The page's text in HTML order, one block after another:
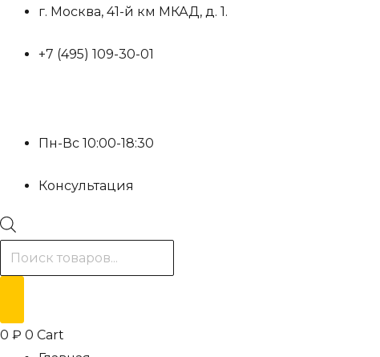
Перейти
содержимому
г. Москва, 41-й км МКАД, д. 1.
+7 (495) 109-30-01
Пн-Вс 10:00-18:30
Консультация
Поиск
товаров
0 ₽ 0 Cart